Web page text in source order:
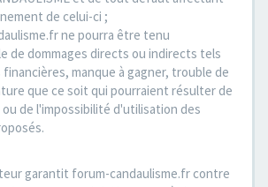
de celui-ci ;
ne pourra être tenu
de dommages directs ou indirects tels
manque à gagner, trouble de
que ce soit qui pourraient résulter de
de l'impossibilité d'utilisation des
garantit forum-candaulisme.fr contre